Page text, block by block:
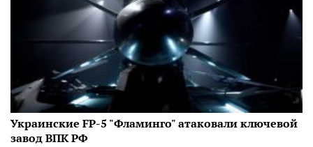
Украинские FP-5 "Фламинго" атаковали ключевой
завод ВПК РФ